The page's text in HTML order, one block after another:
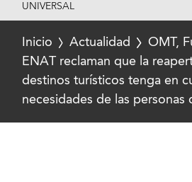
UNIVERSAL
Inicio Actualidad
OMT,
ENAT reclaman que la
destinos turísticos tenga en
necesidades de las personas